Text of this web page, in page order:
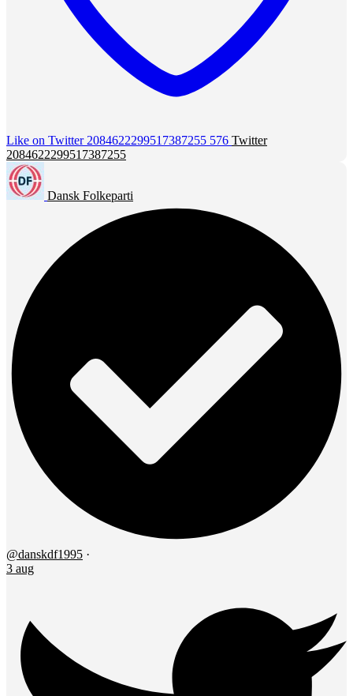
Like on Twitter 2084622299517387255 576 Twitter
2084622299517387255
Dansk Folkeparti
@danskdf1995 ·
3 aug